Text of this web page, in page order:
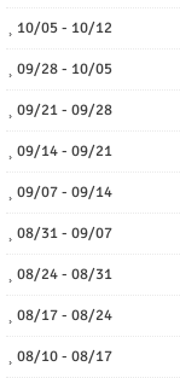
10/05 - 10/12
09/28 - 10/05
09/21 - 09/28
09/14 - 09/21
09/07 - 09/14
08/31 - 09/07
08/24 - 08/31
08/17 - 08/24
08/10 - 08/17